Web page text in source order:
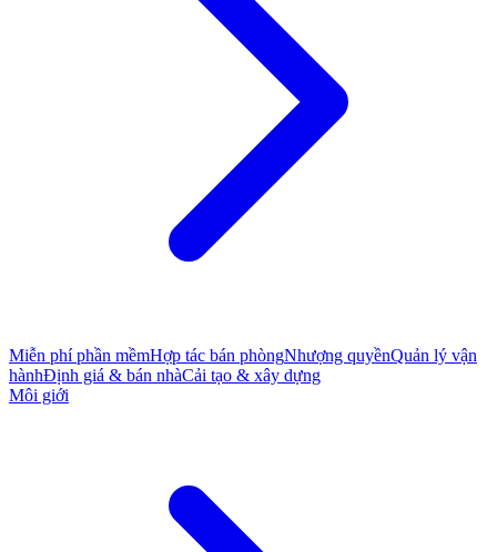
Miễn phí phần mềmHợp tác bán phòngNhượng quyềnQuản lý vận
hànhĐịnh giá & bán nhàCải tạo & xây dựng
Môi giới